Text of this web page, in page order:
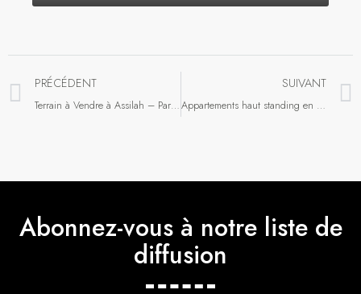
PRÉCÉDENT
Terrain à Vendre à Assilah – Parfait pour Construire Votre Maison de Rêve
SUIVANT
Appartements haut standing en vente
Abonnez-vous à notre liste de
diffusion